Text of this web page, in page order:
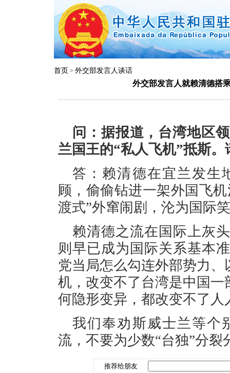
首页 > 外交部发言人谈话
外交部发言人就赖清德搭
问：据报道，台湾地区
兰国王的“私人飞机”抵斯
答：赖清德在宜兰发生
顾，偷偷钻进一架外国飞
渡式”外窜闹剧，沦为国际
赖清德之流在国际上灰
则早已成为国际关系基本
党当局怎么勾连外部势力
机，改变不了台湾是中国一
何隐形变异，都改变不了
我们奉劝斯威士兰等个
流，不要为少数“台独”分裂
推荐给朋友